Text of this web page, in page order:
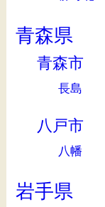
青森県
青森市
長島
八戸市
八幡
岩手県